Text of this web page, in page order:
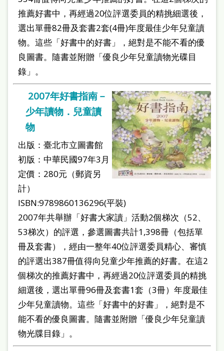
推薦好書中，再經過20位評選委員的精挑細選後，
選出單冊82冊及套書2套(4冊)年度最佳少年兒童讀
物。這些「好書中的好書」，絕對是不能不看的優
良圖書。隨書並附贈「優良少年兒童讀物光碟目
錄」。
2007年好書指南－
少年讀物．兒童讀
物
出版：臺北市立圖書館
初版：中華民國97年3月
定價：280元（郵資另
計）
ISBN:9789860136296(平裝)
2007年共舉辦「好書大家讀」活動2個梯次（52、
53梯次）的評選，參選圖書共計1,398冊（包括單
冊及套書），經由一整年40位評選委員精心、審慎
的評選出387冊值得向兒童少年推薦的好書。在這2
個梯次的推薦好書中，再經過20位評選委員的精挑
細選後，選出單冊96冊及套書1套（3冊）年度最佳
少年兒童讀物。這些「好書中的好書」，絕對是不
能不看的優良圖書。隨書並附贈「優良少年兒童讀
物光牒目錄」。